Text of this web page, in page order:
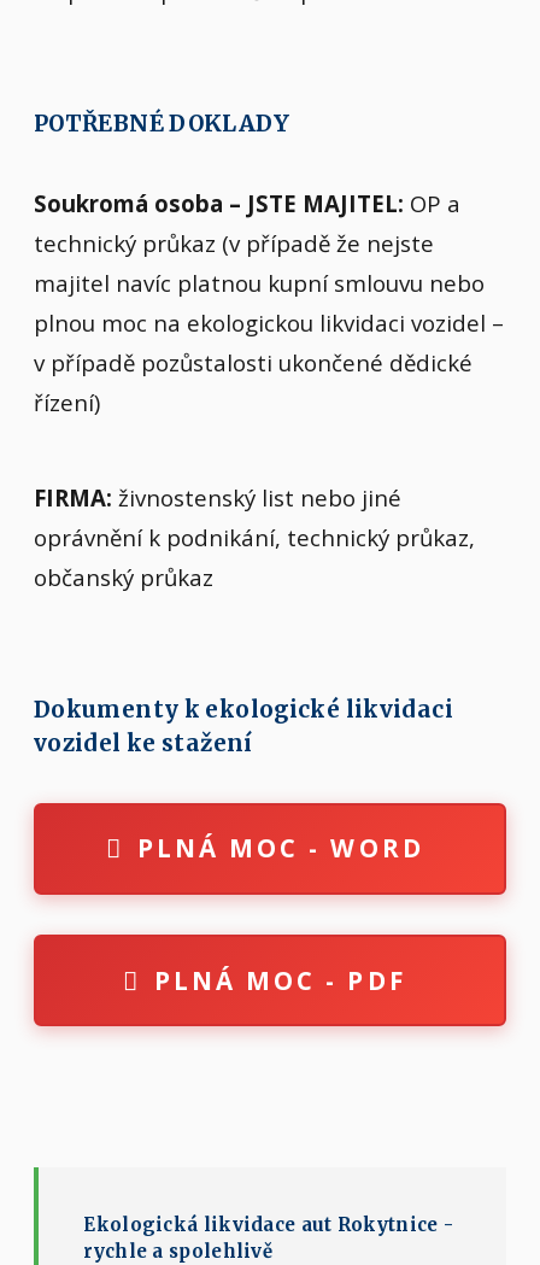
POTŘEBNÉ DOKLADY
Soukromá osoba – JSTE MAJITEL: OP a
technický průkaz (v případě že nejste
majitel navíc platnou kupní smlouvu nebo
plnou moc na ekologickou likvidaci vozidel –
v případě pozůstalosti ukončené dědické
řízení)
FIRMA: živnostenský list nebo jiné
oprávnění k podnikání, technický průkaz,
občanský průkaz
Dokumenty k ekologické likvidaci
vozidel ke stažení
PLNÁ MOC - WORD
PLNÁ MOC - PDF
Ekologická likvidace aut Rokytnice -
rychle a spolehlivě